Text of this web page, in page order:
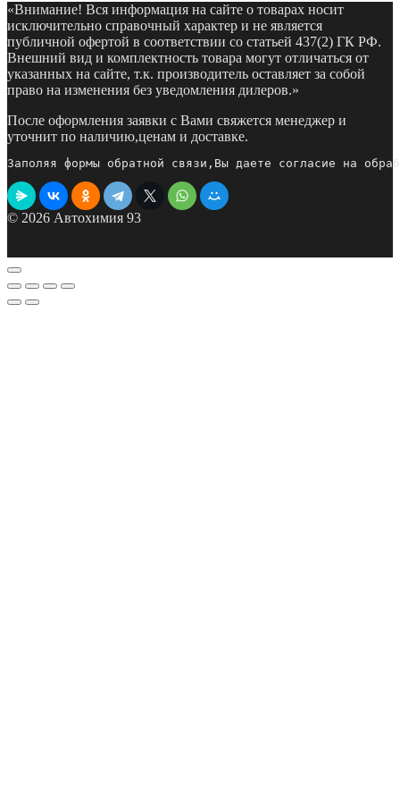
«Внимание! Вся информация на сайте о товарах носит
исключительно справочный характер и не является
публичной офертой в соответствии со статьей 437(2) ГК РФ.
Внешний вид и комплектность товара могут отличаться от
указанных на сайте, т.к. производитель оставляет за собой
право на изменения без уведомления дилеров.»
После оформления заявки с Вами свяжется менеджер и
уточнит по наличию,ценам и доставке.
Заполяя формы обратной связи,Вы даете согласие на
© 2026 Автохимия 93